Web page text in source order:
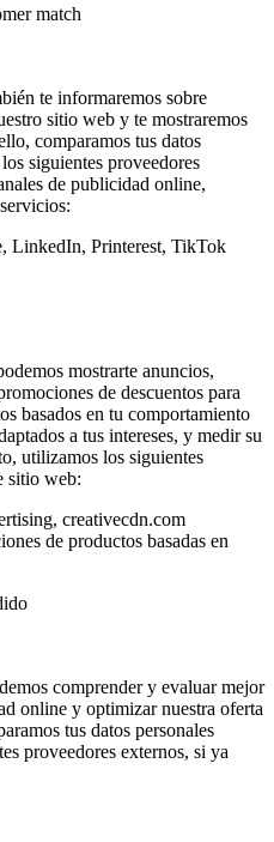
match
te informaremos sobre
sitio web y te mostraremos
comparamos tus datos
siguientes proveedores
de publicidad online,
LinkedIn, Printerest, TikTok
mostrarte anuncios,
de descuentos para
basados en tu comportamiento
a tus intereses, y medir su
utilizamos los siguientes
sitio web:
creativecdn.com
de productos basadas en
comprender y evaluar mejor
online y optimizar nuestra oferta
tus datos personales
proveedores externos, si ya